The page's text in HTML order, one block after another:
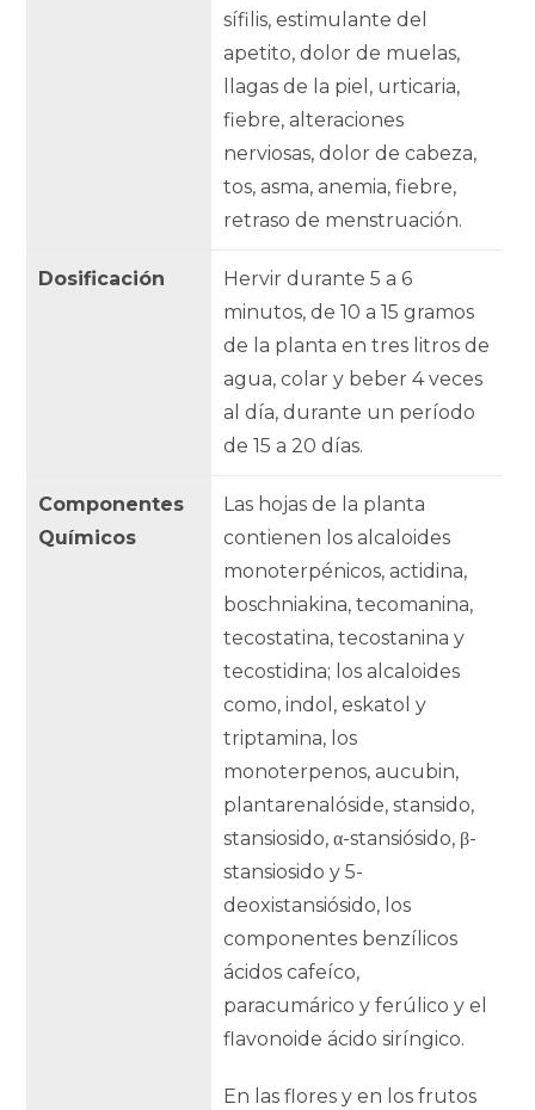
sífilis, estimulante del
apetito, dolor de muelas,
llagas de la piel, urticaria,
fiebre, alteraciones
nerviosas, dolor de cabeza,
tos, asma, anemia, fiebre,
retraso de menstruación.
Dosificación
Hervir durante 5 a 6
minutos, de 10 a 15 gramos
de la planta en tres litros de
agua, colar y beber 4 veces
al día, durante un período
de 15 a 20 días.
Componentes
Químicos
Las hojas de la planta
contienen los alcaloides
monoterpénicos, actidina,
boschniakina, tecomanina,
tecostatina, tecostanina y
tecostidina; los alcaloides
como, indol, eskatol y
triptamina, los
monoterpenos, aucubin,
plantarenalóside, stansido,
stansiosido, α-stansiósido, β-
stansiosido y 5-
deoxistansiósido, los
componentes benzílicos
ácidos cafeíco,
paracumárico y ferúlico y el
flavonoide ácido siríngico.
En las flores y en los frutos